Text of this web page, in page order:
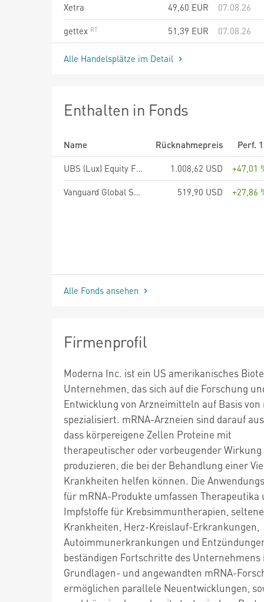
Xetra
49,60 EUR
07.08.26
gettex
51,39 EUR 07.08.26
Alle Handelsplätze im Detail
Enthalten in Fonds
Name Rücknahmepreis
Perf.
UBS (Lux) Equity Fund - Biotech (USD), Anteilsklasse P-acc, USD
1.008,62 USD
+47,01
Vanguard Global Small-Cap Index Fund - USD Acc
519,90 USD +27,86
Alle Fonds ansehen
Firmenprofil
Moderna Inc. ist ein US amerikanisches
Unternehmen, das sich auf die Forschung
Entwicklung von Arzneimitteln auf Basis von
spezialisiert. mRNA-Arzneien sind darauf
dass körpereigene Zellen Proteine mit
therapeutischer oder vorbeugender Wirkung
produzieren, die bei der Behandlung einer
Krankheiten helfen können. Die
für mRNA-Produkte umfassen Therapeutika
Impfstoffe für Krebsimmuntherapien, seltene
Krankheiten, Herz-Kreislauf-Erkrankungen,
Autoimmunerkrankungen und
beständigen Fortschritte des Unternehmens
Grundlagen- und angewandten mRNA-
ermöglichen parallele Neuentwicklungen,